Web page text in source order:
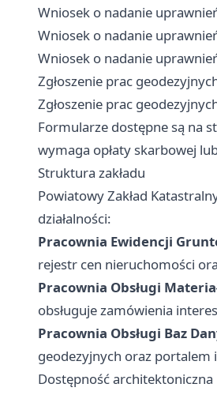
Wniosek o nadanie
Wniosek o nadanie
Wniosek o nadanie
Zgłoszenie prac
Zgłoszenie prac
Formularze dostępne są na
wymaga opłaty skarbowej
Struktura zakładu
Powiatowy Zakład
działalności:
Pracownia Ewidencji
rejestr cen nieruchomości
Pracownia Obsługi
obsługuje zamówienia
Pracownia Obsługi Baz
geodezyjnych oraz portalem
Dostępność architektoniczna